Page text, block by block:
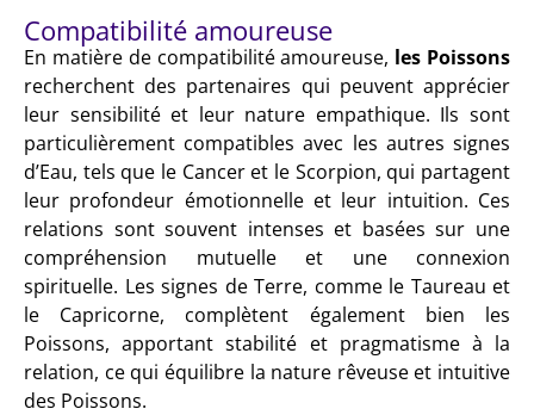
Compatibilité amoureuse
En matière de compatibilité amoureuse, les Poissons
recherchent des partenaires qui peuvent apprécier
leur sensibilité et leur nature empathique. Ils sont
particulièrement compatibles avec les autres signes
d’Eau, tels que le Cancer et le Scorpion, qui partagent
leur profondeur émotionnelle et leur intuition. Ces
relations sont souvent intenses et basées sur une
compréhension mutuelle et une connexion
spirituelle. Les signes de Terre, comme le Taureau et
le Capricorne, complètent également bien les
Poissons, apportant stabilité et pragmatisme à la
relation, ce qui équilibre la nature rêveuse et intuitive
des Poissons.